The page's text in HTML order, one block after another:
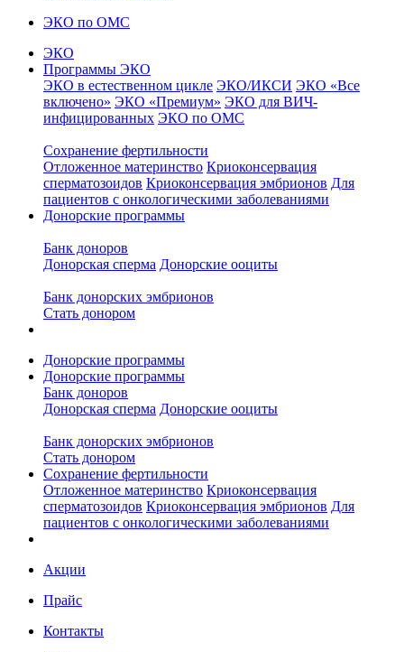
ЭКО по ОМС
ЭКО
Программы ЭКО
ЭКО в естественном цикле ЭКО/ИКСИ ЭКО «Все
включено» ЭКО «Премиум» ЭКО для ВИЧ-
инфицированных ЭКО по ОМС
Сохранение фертильности
Отложенное материнство Криоконсервация
сперматозоидов Криоконсервация эмбрионов Для
пациентов с онкологическими заболеваниями
Донорские программы
Банк доноров
Донорская сперма Донорские ооциты
Банк донорских эмбрионов
Стать донором
Донорские программы
Донорские программы
Банк доноров
Донорская сперма Донорские ооциты
Банк донорских эмбрионов
Стать донором
Сохранение фертильности
Отложенное материнство Криоконсервация
сперматозоидов Криоконсервация эмбрионов Для
пациентов с онкологическими заболеваниями
Акции
Прайс
Контакты